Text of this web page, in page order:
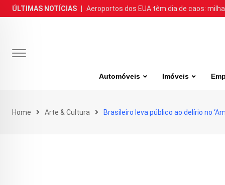
Skip
to
ÚLTIMAS NOTÍCIAS Aeroportos dos EUA têm dia de caos:
Automóveis Imóveis
Home Arte & Cultura Brasileiro leva público ao delírio no